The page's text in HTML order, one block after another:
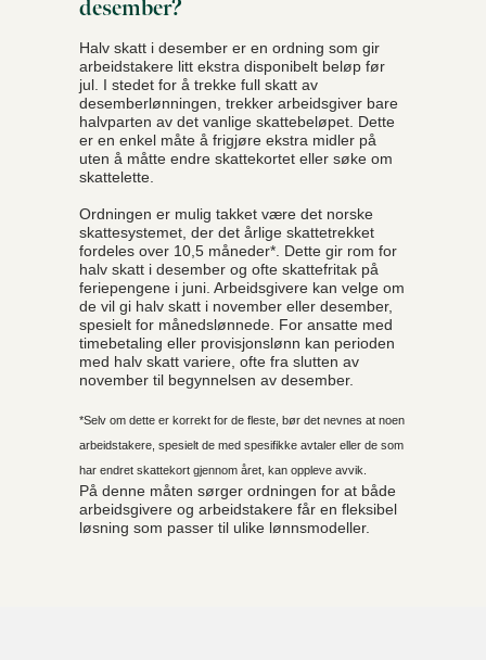
desember?
Halv skatt i desember er en ordning som gir
arbeidstakere litt ekstra disponibelt beløp før
jul. I stedet for å trekke full skatt av
desemberlønningen, trekker arbeidsgiver bare
halvparten av det vanlige skattebeløpet. Dette
er en enkel måte å frigjøre ekstra midler på
uten å måtte endre skattekortet eller søke om
skattelette.
Ordningen er mulig takket være det norske
skattesystemet, der det årlige skattetrekket
fordeles over 10,5 måneder*. Dette gir rom for
halv skatt i desember og ofte skattefritak på
feriepengene i juni. Arbeidsgivere kan velge om
de vil gi halv skatt i november eller desember,
spesielt for månedslønnede. For ansatte med
timebetaling eller provisjonslønn kan perioden
med halv skatt variere, ofte fra slutten av
november til begynnelsen av desember.
*Selv om dette er korrekt for de fleste, bør det nevnes at noen
arbeidstakere, spesielt de med spesifikke avtaler eller de som
har endret skattekort gjennom året, kan oppleve avvik.
På denne måten sørger ordningen for at både
arbeidsgivere og arbeidstakere får en fleksibel
løsning som passer til ulike lønnsmodeller.